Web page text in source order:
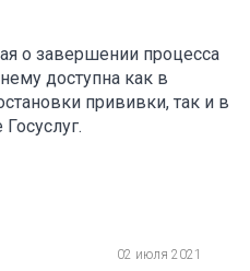
о завершении процесса
доступна как в
прививки, так и в
02 июля 2021